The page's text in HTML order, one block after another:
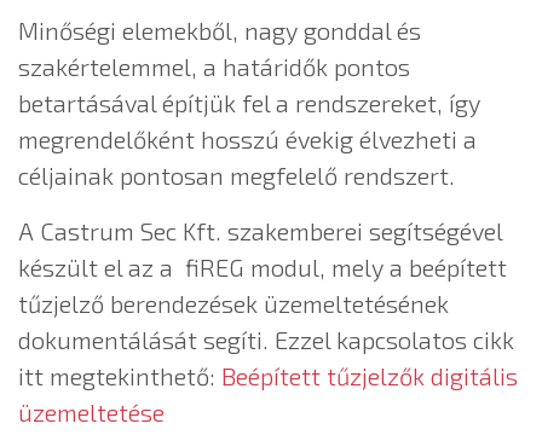
Minőségi elemekből, nagy gonddal és
szakértelemmel, a határidők pontos
betartásával építjük fel a rendszereket, így
megrendelőként hosszú évekig élvezheti a
céljainak pontosan megfelelő rendszert.
A Castrum Sec Kft. szakemberei segítségével
készült el az a fiREG modul, mely a beépített
tűzjelző berendezések üzemeltetésének
dokumentálását segíti. Ezzel kapcsolatos cikk
itt megtekinthető: Beépített tűzjelzők digitális
üzemeltetése